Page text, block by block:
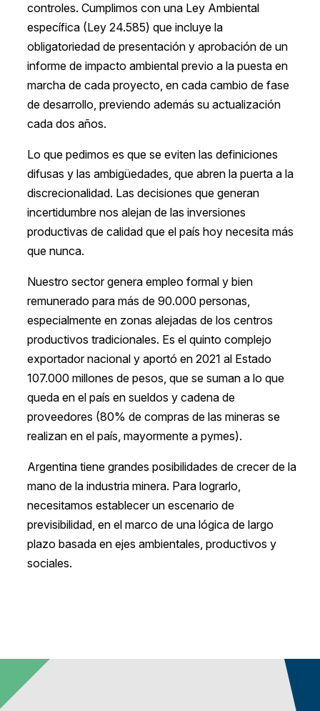
controles. Cumplimos con una Ley Ambiental
específica (Ley 24.585) que incluye la
obligatoriedad de presentación y aprobación de un
informe de impacto ambiental previo a la puesta en
marcha de cada proyecto, en cada cambio de fase
de desarrollo, previendo además su actualización
cada dos años.
Lo que pedimos es que se eviten las definiciones
difusas y las ambigüedades, que abren la puerta a la
discrecionalidad. Las decisiones que generan
incertidumbre nos alejan de las inversiones
productivas de calidad que el país hoy necesita más
que nunca.
Nuestro sector genera empleo formal y bien
remunerado para más de 90.000 personas,
especialmente en zonas alejadas de los centros
productivos tradicionales. Es el quinto complejo
exportador nacional y aportó en 2021 al Estado
107.000 millones de pesos, que se suman a lo que
queda en el país en sueldos y cadena de
proveedores (80% de compras de las mineras se
realizan en el país, mayormente a pymes).
Argentina tiene grandes posibilidades de crecer de la
mano de la industria minera. Para lograrlo,
necesitamos establecer un escenario de
previsibilidad, en el marco de una lógica de largo
plazo basada en ejes ambientales, productivos y
sociales.